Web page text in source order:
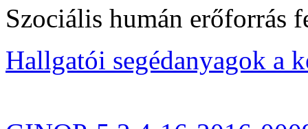
Szociális humán erőforrás
Hallgatói segédanyagok a